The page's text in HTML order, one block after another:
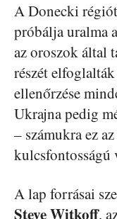
A Donecki
próbálja uralma
az oroszok által
részét
ellenőrzése
Ukrajna pedig
– számukra ez
kulcsfontosságú
A lap forrásai
Steve Witkoff,